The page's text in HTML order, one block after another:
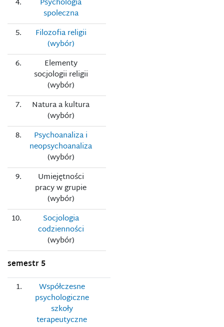
4.
Psychologia
spoleczna
5.
Filozofia religii
(wybór)
6.
Elementy
socjologii religii
(wybór)
7.
Natura a kultura
(wybór)
8.
Psychoanaliza i
neopsychoanaliza
(wybór)
9.
Umiejętności
pracy w grupie
(wybór)
10.
Socjologia
codzienności
(wybór)
semestr 5
1.
Współczesne
psychologiczne
szkoły
terapeutyczne